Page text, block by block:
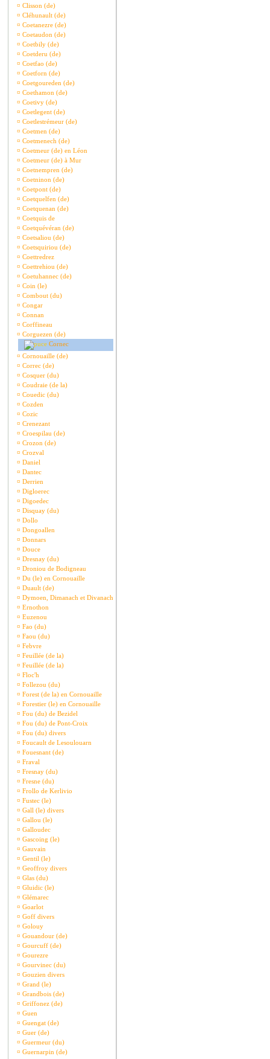
¤ Clisson (de)
¤ Cléhunault (de)
¤ Coetanezre (de)
¤ Coetaudon (de)
¤ Coetbily (de)
¤ Coetderu (de)
¤ Coetfao (de)
¤ Coetforn (de)
¤ Coetgoureden (de)
¤ Coethamon (de)
¤ Coetivy (de)
¤ Coetlegent (de)
¤ Coetlestrémeur (de)
¤ Coetmen (de)
¤ Coetmenech (de)
¤ Coetmeur (de) en Léon
¤ Coetmeur (de) à Mur
¤ Coetnempren (de)
¤ Coetninon (de)
¤ Coetpont (de)
¤ Coetquelfen (de)
¤ Coetquenan (de)
¤ Coetquis de
¤ Coetquévéran (de)
¤ Coetsaliou (de)
¤ Coetsquiriou (de)
¤ Coettredrez
¤ Coettrehiou (de)
¤ Coetuhannec (de)
¤ Coin (le)
¤ Combout (du)
¤ Congar
¤ Connan
¤ Corffineau
¤ Corguezen (de)
Cornec
¤ Cornouaille (de)
¤ Correc (de)
¤ Cosquer (du)
¤ Coudraie (de la)
¤ Couedic (du)
¤ Cozden
¤ Cozic
¤ Crenezant
¤ Croespilau (de)
¤ Crozon (de)
¤ Crozval
¤ Daniel
¤ Dantec
¤ Derrien
¤ Digloerec
¤ Digoedec
¤ Disquay (du)
¤ Dollo
¤ Dongoallen
¤ Donnars
¤ Douce
¤ Dresnay (du)
¤ Droniou de Bodigneau
¤ Du (le) en Cornouaille
¤ Duault (de)
¤ Dymoen, Dimanach et Divanach
¤ Ernothon
¤ Euzenou
¤ Fao (du)
¤ Faou (du)
¤ Febvre
¤ Feuillée (de la)
¤ Feuillée (de la)
¤ Floc'h
¤ Follezou (du)
¤ Forest (de la) en Cornouaille
¤ Forestier (le) en Cornouaille
¤ Fou (du) de Bezidel
¤ Fou (du) de Pont-Croix
¤ Fou (du) divers
¤ Foucault de Lesoulouarn
¤ Fouesnant (de)
¤ Fraval
¤ Fresnay (du)
¤ Fresne (du)
¤ Frollo de Kerlivio
¤ Fustec (le)
¤ Gall (le) divers
¤ Gallou (le)
¤ Galloudec
¤ Gascoing (le)
¤ Gauvain
¤ Gentil (le)
¤ Geoffroy divers
¤ Glas (du)
¤ Gluidic (le)
¤ Glémarec
¤ Goarlot
¤ Goff divers
¤ Golouy
¤ Gouandour (de)
¤ Gourcuff (de)
¤ Gourezre
¤ Gourvinec (du)
¤ Gouzien divers
¤ Grand (le)
¤ Grandbois (de)
¤ Griffonez (de)
¤ Guen
¤ Guengat (de)
¤ Guer (de)
¤ Guermeur (du)
¤ Guernarpin (de)